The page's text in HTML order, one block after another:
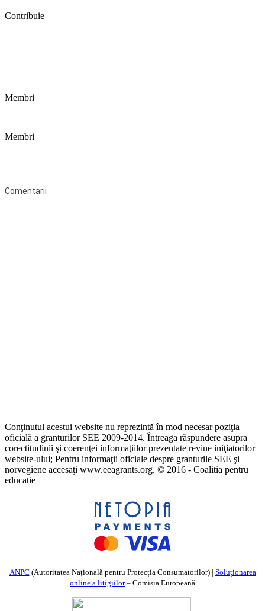
Contribuie
Membri
Membri
Comentarii
Conţinutul acestui website nu reprezintă în mod necesar poziţia
oficială a granturilor SEE 2009-2014. Întreaga răspundere asupra
corectitudinii şi coerenţei informaţiilor prezentate revine iniţiatorilor
website-ului; Pentru informaţii oficiale despre granturile SEE şi
norvegiene accesaţi www.eeagrants.org. © 2016 - Coalitia pentru
educatie
ANPC (Autoritatea Națională pentru Protecția Consumatorilor) | Soluționarea
online a litigiilor– Comisia Europeană